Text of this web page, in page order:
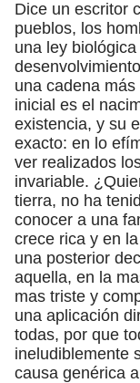
Dice un escritor
pueblos, los
una ley
una cadena
inicial es el
existencia, y su
exacto: en lo
ver realizados
invariable.
tierra, no ha
conocer a una
crece rica y en
una posterior
aquella, en la
mas triste y
una aplicación
todas, por que
ineludiblemente
causa genérica